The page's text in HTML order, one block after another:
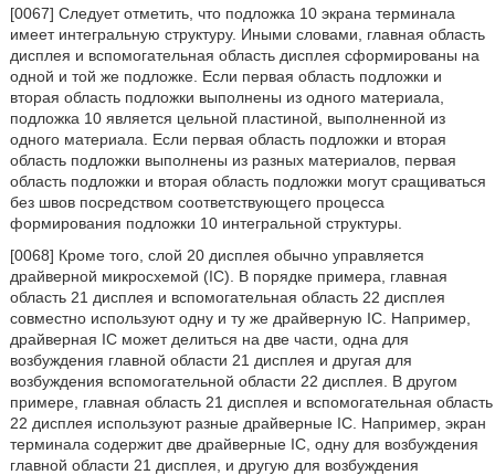
[0067] Следует отметить, что подложка 10 экрана терминала
имеет интегральную структуру. Иными словами, главная область
дисплея и вспомогательная область дисплея сформированы на
одной и той же подложке. Если первая область подложки и
вторая область подложки выполнены из одного материала,
подложка 10 является цельной пластиной, выполненной из
одного материала. Если первая область подложки и вторая
область подложки выполнены из разных материалов, первая
область подложки и вторая область подложки могут сращиваться
без швов посредством соответствующего процесса
формирования подложки 10 интегральной структуры.
[0068] Кроме того, слой 20 дисплея обычно управляется
драйверной микросхемой (IC). В порядке примера, главная
область 21 дисплея и вспомогательная область 22 дисплея
совместно используют одну и ту же драйверную IC. Например,
драйверная IC может делиться на две части, одна для
возбуждения главной области 21 дисплея и другая для
возбуждения вспомогательной области 22 дисплея. В другом
примере, главная область 21 дисплея и вспомогательная область
22 дисплея используют разные драйверные IC. Например, экран
терминала содержит две драйверные IC, одну для возбуждения
главной области 21 дисплея, и другую для возбуждения